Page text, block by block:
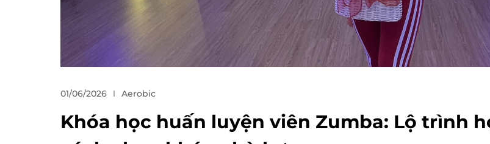
01/06/2026 Aerobic
Khóa học huấn luyện viên Zumba: Lộ trình